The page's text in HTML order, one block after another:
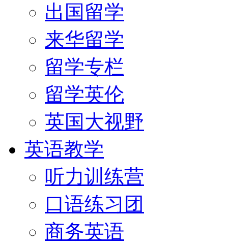
出国留学
来华留学
留学专栏
留学英伦
英国大视野
英语教学
听力训练营
口语练习团
商务英语